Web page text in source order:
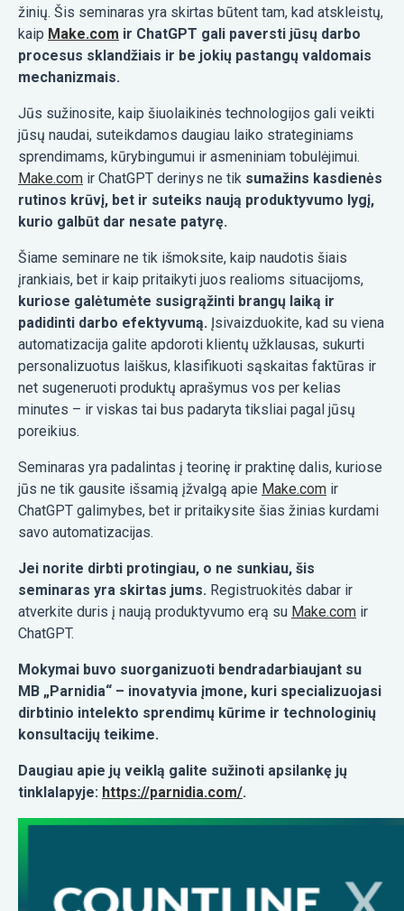
žinių. Šis seminaras yra skirtas būtent tam, kad atskleistų,
kaip Make.com ir ChatGPT gali paversti jūsų darbo
procesus sklandžiais ir be jokių pastangų valdomais
mechanizmais.
Jūs sužinosite, kaip šiuolaikinės technologijos gali veikti
jūsų naudai, suteikdamos daugiau laiko strateginiams
sprendimams, kūrybingumui ir asmeniniam tobulėjimui.
Make.com ir ChatGPT derinys ne tik sumažins kasdienės
rutinos krūvį, bet ir suteiks naują produktyvumo lygį,
kurio galbūt dar nesate patyrę.
Šiame seminare ne tik išmoksite, kaip naudotis šiais
įrankiais, bet ir kaip pritaikyti juos realioms situacijoms,
kuriose galėtumėte susigrąžinti brangų laiką ir
padidinti darbo efektyvumą. Įsivaizduokite, kad su viena
automatizacija galite apdoroti klientų užklausas, sukurti
personalizuotus laiškus, klasifikuoti sąskaitas faktūras ir
net sugeneruoti produktų aprašymus vos per kelias
minutes – ir viskas tai bus padaryta tiksliai pagal jūsų
poreikius.
Seminaras yra padalintas į teorinę ir praktinę dalis, kuriose
jūs ne tik gausite išsamią įžvalgą apie Make.com ir
ChatGPT galimybes, bet ir pritaikysite šias žinias kurdami
savo automatizacijas.
Jei norite dirbti protingiau, o ne sunkiau, šis
seminaras yra skirtas jums. Registruokitės dabar ir
atverkite duris į naują produktyvumo erą su Make.com ir
ChatGPT.
Mokymai buvo suorganizuoti bendradarbiaujant su
MB „Parnidia“ – inovatyvia įmone, kuri specializuojasi
dirbtinio intelekto sprendimų kūrime ir technologinių
konsultacijų teikime.
Daugiau apie jų veiklą galite sužinoti apsilankę jų
tinklalapyje: https://parnidia.com/.